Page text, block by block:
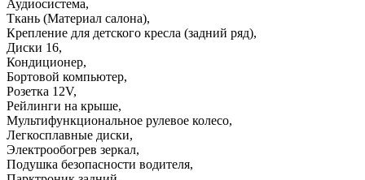
Аудиосистема,
Ткань (Материал салона),
Крепление для детского кресла (задний ряд),
Диски 16,
Кондиционер,
Бортовой компьютер,
Розетка 12V,
Рейлинги на крыше,
Мультифункциональное рулевое колесо,
Легкосплавные диски,
Электрообогрев зеркал,
Подушка безопасности водителя,